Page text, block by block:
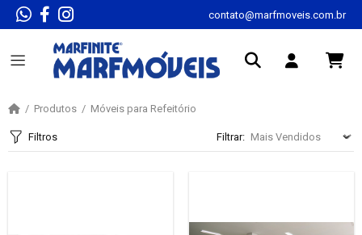
contato@marfmoveis.com.br
Produtos Móveis para Refeitório
Filtros Filtrar: